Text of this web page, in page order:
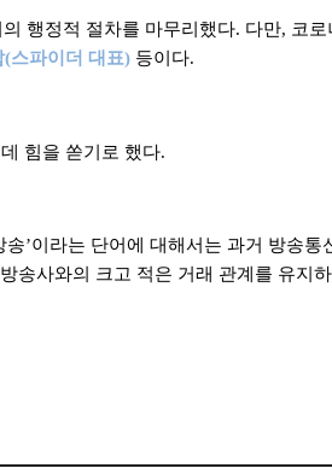
행정적 절차를 마무리했다. 다만, 코로
(스파이더 대표) 등이다.
힘을 쏟기로 했다.
송’이라는 단어에 대해서는 과거 방송통
송사와의 크고 적은 거래 관계를 유지